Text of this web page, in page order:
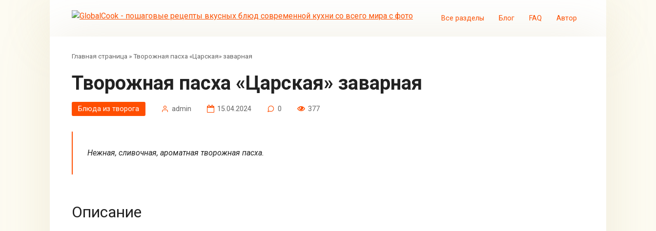
Все разделы Блог FAQ Автор
Главная страница »Творожная пасха «Царская» заварная
Творожная пасха «Царская» заварная
Блюда из творога admin 15.04.2024 0 377
Нежная, сливочная, ароматная творожная пасха.
Описание